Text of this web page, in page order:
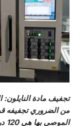
تجفيف مادة النايلون:
من الضروري تجفيفه